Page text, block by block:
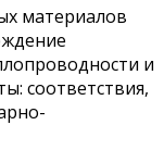
материалов
и
соответствия,